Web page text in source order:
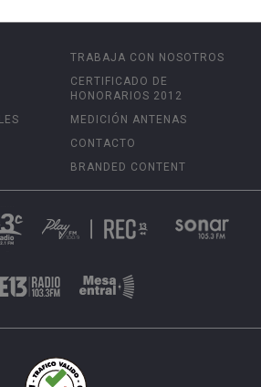
TRABAJA CON NOSOTROS
CERTIFICADO DE
HONORARIOS 2012
MEDICIÓN ANTENAS
CONTACTO
BRANDED CONTENT